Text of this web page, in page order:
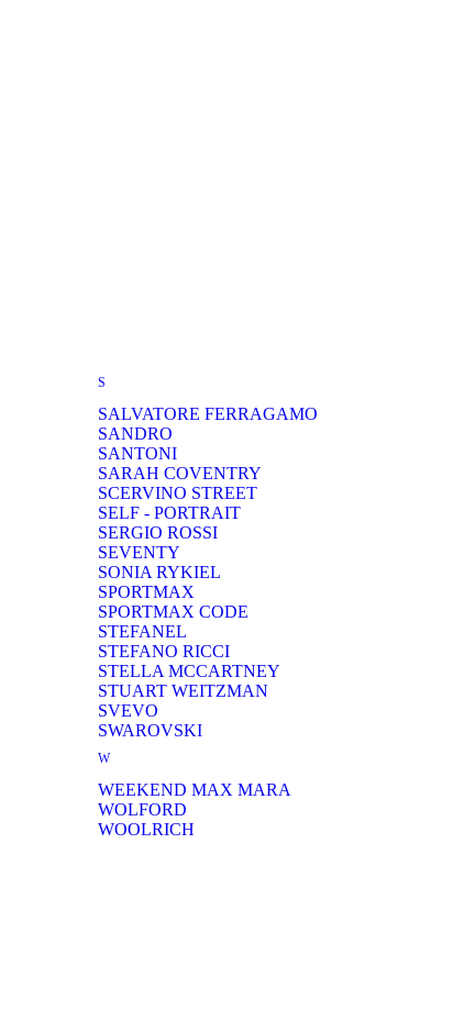
S
SALVATORE FERRAGAMО
SANDRO
SANTONI
SARAH COVENTRY
SCERVINO STREET
SELF - PORTRAIT
SERGIO ROSSI
SEVENTY
SONIA RYKIEL
SPORTMAX
SPORTMAX CODE
STEFANEL
STEFANO RICCI
STELLA MCCARTNEY
STUART WEITZMAN
SVEVO
SWAROVSKI
W
WEEKEND MAX MARA
WOLFORD
WOOLRICH